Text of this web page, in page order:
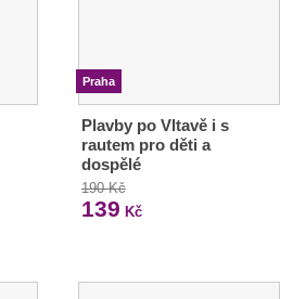
Praha
Plavby po Vltavě i s
rautem pro děti a
dospělé
190 Kč
139 Kč